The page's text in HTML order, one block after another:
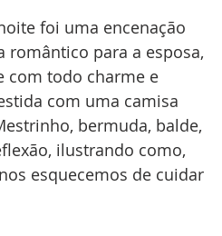
foi uma encenação
romântico para a esposa,
com todo charme e
com uma camisa
bermuda, balde,
ilustrando como,
esquecemos de cuidar